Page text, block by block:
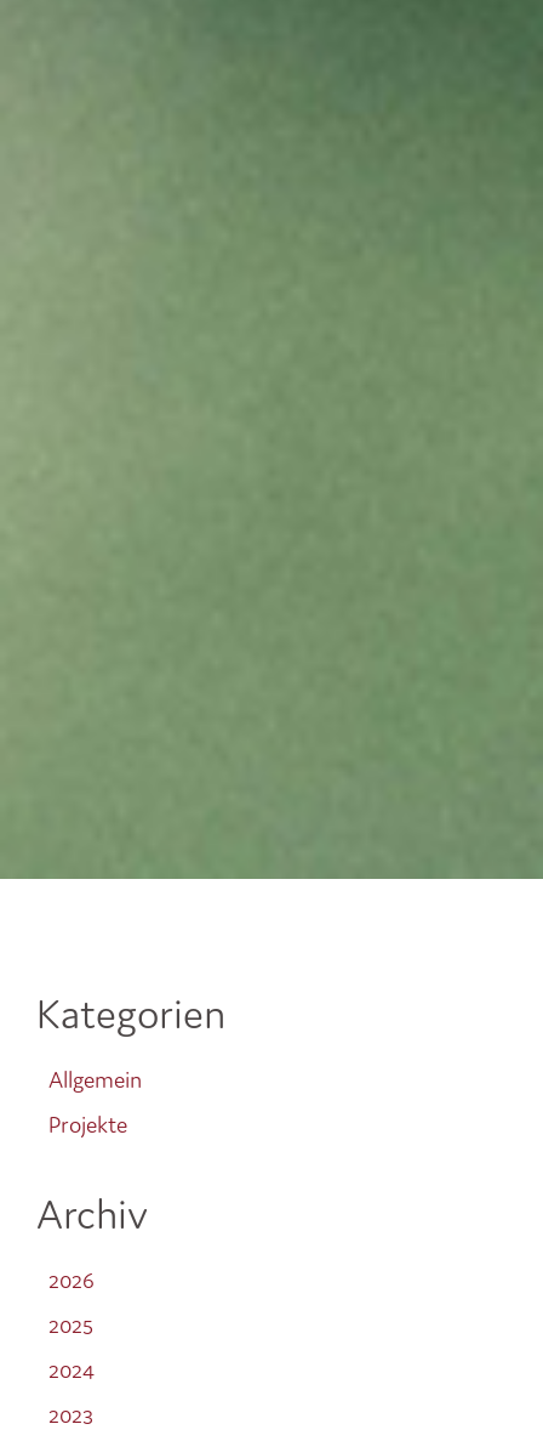
Kategorien
Allgemein
Projekte
Archiv
2026
2025
2024
2023